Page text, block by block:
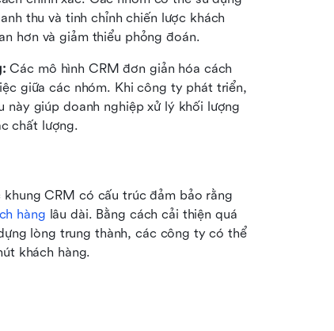
thu và tinh chỉnh chiến lược khách
hơn và giảm thiểu phỏng đoán.
Các mô hình CRM đơn giản hóa cách
giữa các nhóm. Khi công ty phát triển,
giúp doanh nghiệp xử lý khối lượng
chất lượng.
khung CRM có cấu trúc đảm bảo rằng
hàng lâu dài. Bằng cách cải thiện quá
lòng trung thành, các công ty có thể
khách hàng.